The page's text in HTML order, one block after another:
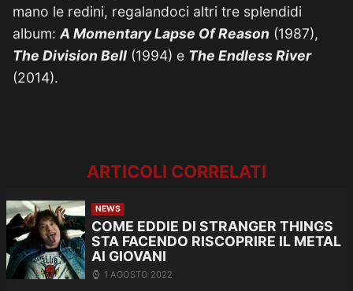
mano le redini, regalandoci altri tre splendidi
album: A Momentary Lapse Of Reason (1987),
The Division Bell (1994) e The Endless River
(2014).
ARTICOLI CORRELATI
NEWS
COME EDDIE DI STRANGER THINGS
STA FACENDO RISCOPRIRE IL METAL
AI GIOVANI
1 AGOSTO 2022